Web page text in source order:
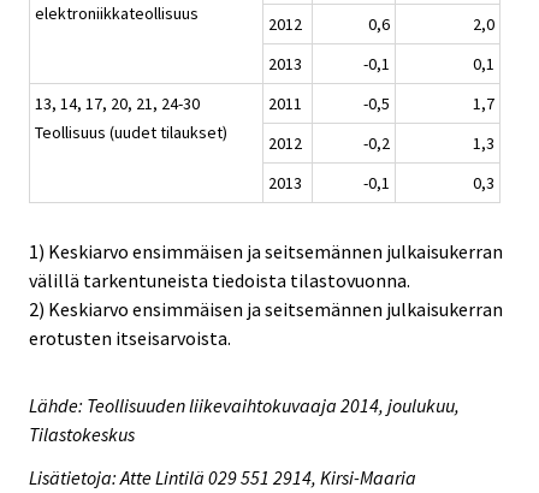
elektroniikkateollisuus
2012
0,6
2,0
2013
-0,1
0,1
13, 14, 17, 20, 21, 24-30
Teollisuus (uudet tilaukset)
2011 -0,5
1,7
2012
-0,2
1,3
2013
-0,1 0,3
1) Keskiarvo ensimmäisen ja seitsemännen julkaisukerran
välillä tarkentuneista tiedoista tilastovuonna.
2) Keskiarvo ensimmäisen ja seitsemännen julkaisukerran
erotusten itseisarvoista.
Lähde: Teollisuuden liikevaihtokuvaaja 2014, joulukuu,
Tilastokeskus
Lisätietoja: Atte Lintilä 029 551 2914, Kirsi-Maaria